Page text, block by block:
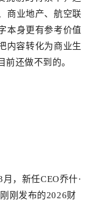
商业地产、航空联
本身更有参考价值
内容转化为商业生
还做不到的。
，新任CEO乔什·
刚发布的2026财